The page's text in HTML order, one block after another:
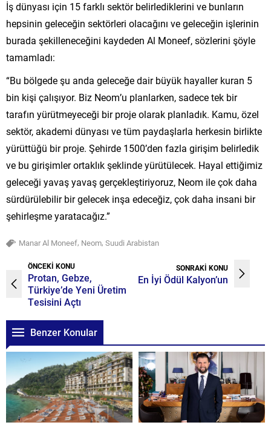
İş dünyası için 15 farklı sektör belirlediklerini ve bunların
hepsinin geleceğin sektörleri olacağını ve geleceğin işlerinin
burada şekilleneceğini kaydeden Al Moneef, sözlerini şöyle
tamamladı:
“Bu bölgede şu anda geleceğe dair büyük hayaller kuran 5
bin kişi çalışıyor. Biz Neom’u planlarken, sadece tek bir
tarafın yürütmeyeceği bir proje olarak planladık. Kamu, özel
sektör, akademi dünyası ve tüm paydaşlarla herkesin birlikte
yürüttüğü bir proje. Şehirde 1500’den fazla girişim belirledik
ve bu girişimler ortaklık şeklinde yürütülecek. Hayal ettiğimiz
geleceği yavaş yavaş gerçekleştiriyoruz, Neom ile çok daha
sürdürülebilir bir gelecek inşa edeceğiz, çok daha insani bir
şehirleşme yaratacağız.”
Manar Al Moneef, Neom, Suudi Arabistan
ÖNCEKİ KONU
Protan, Gebze,
Türkiye’de Yeni Üretim
Tesisini Açtı
SONRAKİ KONU
En İyi Ödül Kalyon’un
Benzer Konular